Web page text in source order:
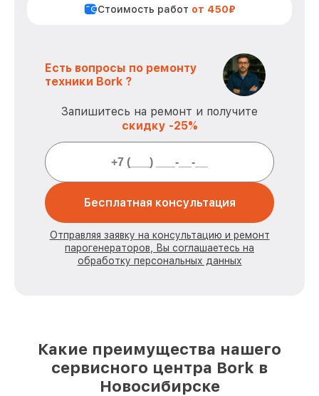
Стоимость работ от 450₽
Есть вопросы по ремонту
техники Bork ?
Запишитесь на ремонт и получите
скидку -25%
Бесплатная консультация
Отправляя заявку на консультацию и ремонт
парогенераторов, Вы соглашаетесь на
обработку персональных данных
Какие преимущества нашего
сервисного центра Bork в
Новосибирске